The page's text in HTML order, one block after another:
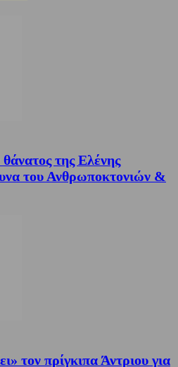
της Ελένης
του Ανθρωποκτονιών &
τον πρίγκιπα Άντριου για